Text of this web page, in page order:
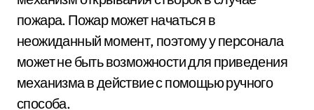
пожара. Пожар может начаться в
неожиданный момент, поэтому у персонала
может не быть возможности для приведения
механизма в действие с помощью ручного
способа.